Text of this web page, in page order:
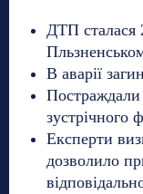
ДТП сталася
В аварії
Постраждали
зустрічного
Експерти
дозволило